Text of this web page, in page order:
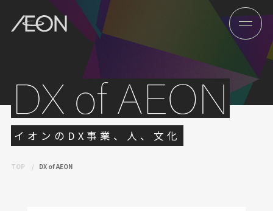
イオンのDX事業、人、文化
TOP DX of AEON